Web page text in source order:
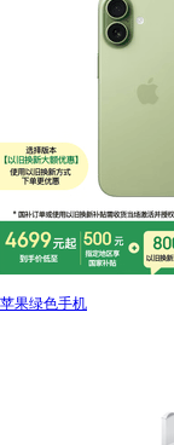
苹果绿色手机